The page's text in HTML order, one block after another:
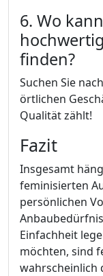
6. Wo
finden?
Suchen Sie
örtlichen
Qualität zählt!
Fazit
Insgesamt
feminisierten
persönlichen
Einfachheit
möchten, sind
wahrscheinlich